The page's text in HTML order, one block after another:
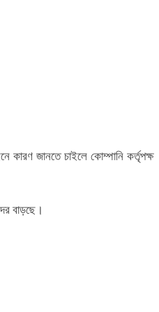
কারণ জানতে চাইলে কোম্পানি কর্তৃপক্ষ
বাড়ছে।